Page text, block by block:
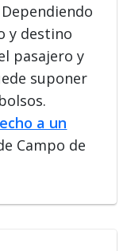
y destino
pasajero y
suponer
a un
Campo de